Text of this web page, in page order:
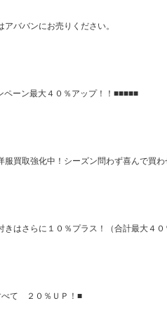
ババンにお売りください。
ペーン最大４０％アップ！！■■■■■
服買取強化中！シーズン問わず喜んで買
きはさらに１０％プラス！（合計最大４０
べて ２０％ＵＰ！■